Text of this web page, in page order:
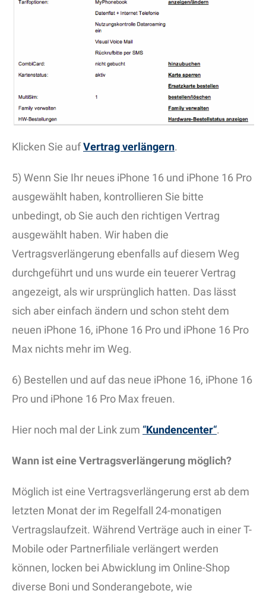
Klicken Sie aufVertrag verlängern.
5) Wenn Sie Ihr neues iPhone 16 und iPhone 16 Pro
ausgewählt haben, kontrollieren Sie bitte
unbedingt, ob Sie auch den richtigen Vertrag
ausgewählt haben. Wir haben die
Vertragsverlängerung ebenfalls auf diesem Weg
durchgeführt und uns wurde ein teuerer Vertrag
angezeigt, als wir ursprünglich hatten. Das lässt
sich aber einfach ändern und schon steht dem
neuen iPhone 16, iPhone 16 Pro und iPhone 16 Pro
Max nichts mehr im Weg.
6) Bestellen und auf das neue iPhone 16, iPhone 16
Pro und iPhone 16 Pro Max freuen.
Hier noch mal der Link zum “Kundencenter“.
Wann ist eine Vertragsverlängerung möglich?
Möglich ist eine Vertragsverlängerung erst ab dem
letzten Monat der im Regelfall 24-monatigen
Vertragslaufzeit. Während Verträge auch in einer T-
Mobile oder Partnerfiliale verlängert werden
können, locken bei Abwicklung im Online-Shop
diverse Boni und Sonderangebote, wie